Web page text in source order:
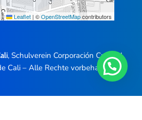
Leaflet | ©OpenStreetMapcontributors
, Schulverein Corporación Cultural
Cali – Alle Rechte vorbehalten.